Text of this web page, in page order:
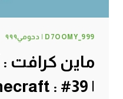
D7OOMY_999 | دحومي٩٩٩
Minecraft :